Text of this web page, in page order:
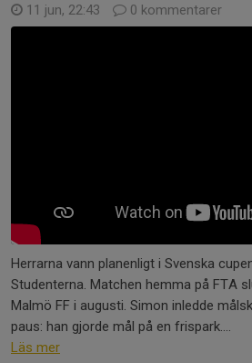
11 jun, 22:43 0 kommentarer
Herrarna vann planenligt i Svenska
Studenterna. Matchen hemma på FTA
Malmö FF i augusti. Simon inledde
paus: han gjorde mål på en frispark....
Läs mer